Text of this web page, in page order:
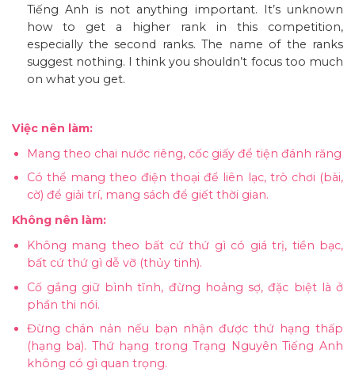
Tiếng Anh is not anything important. It’s unknown
how to get a higher rank in this competition,
especially the second ranks. The name of the ranks
suggest nothing. I think you shouldn’t focus too much
on what you get.
Việc nên làm:
Mang theo chai nước riêng, cốc giấy để tiện đánh răng
Có thể mang theo điện thoại để liên lạc, trò chơi (bài,
cờ) để giải trí, mang sách để giết thời gian.
Không nên làm:
Không mang theo bất cứ thứ gì có giá trị, tiền bạc,
bất cứ thứ gì dễ vỡ (thủy tinh).
Cố gắng giữ bình tĩnh, đừng hoảng sợ, đặc biệt là ở
phần thi nói.
Đừng chán nản nếu bạn nhận được thứ hạng thấp
(hạng ba). Thứ hạng trong Trạng Nguyên Tiếng Anh
không có gì quan trọng.